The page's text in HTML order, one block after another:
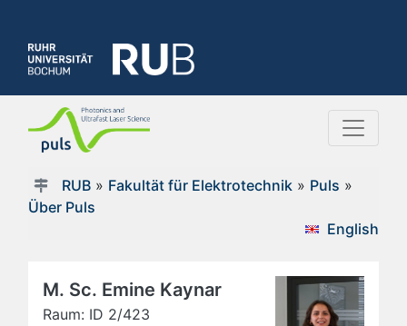
RUB» Fakultät für Elektrotechnik» Puls »
Über Puls
English
M. Sc. Emine Kaynar
Raum: ID 2/423